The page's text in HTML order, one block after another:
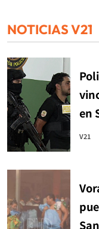
NOTICIAS V21
en
V21